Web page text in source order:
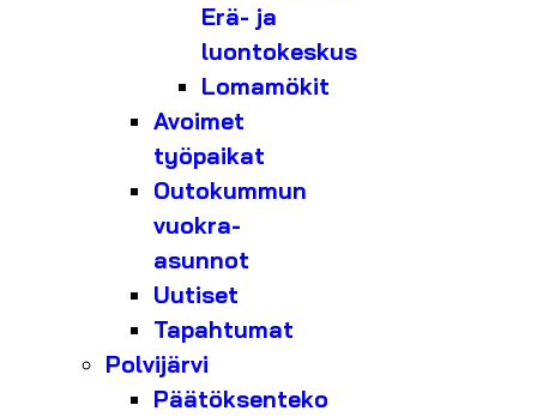
Erä- ja
luontokeskus
Lomamökit
Avoimet
työpaikat
Outokummun
vuokra-
asunnot
Uutiset
Tapahtumat
Polvijärvi
Päätöksenteko